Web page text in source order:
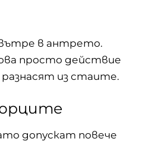
в антрето.
просто действие
из стаите.
допускат повече